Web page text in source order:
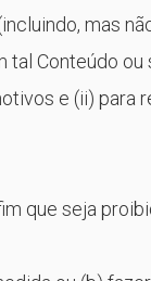
mas
Conteúdo
e (ii) para
que seja